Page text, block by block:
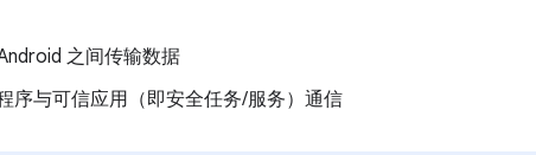
之间传输数据
序与可信应用（即安全任务/服务）通信